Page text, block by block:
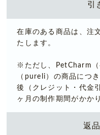
引
在庫のある商品は、注
たします。
※ただし、PetCharm（
（pureli）の商品につ
後（クレジット・代金
ヶ月の制作期間がかか
返